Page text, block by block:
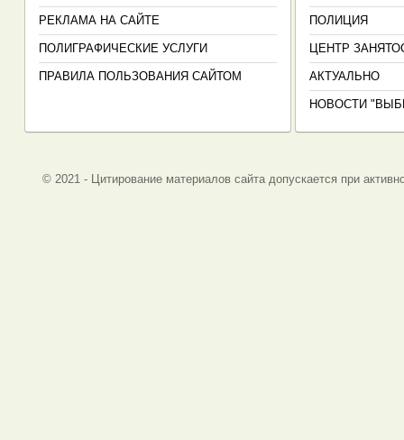
РЕКЛАМА НА САЙТЕ
ПОЛИГРАФИЧЕСКИЕ УСЛУГИ
ПРАВИЛА ПОЛЬЗОВАНИЯ САЙТОМ
ПОЛИЦИЯ
ЦЕНТР
АКТУАЛЬНО
НОВОСТИ
© 2021 - Цитирование материалов сайта допускается при